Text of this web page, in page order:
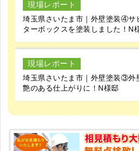
現場レポート
埼玉県さいたま市｜外壁塗装④サ
ターボックスを塗装しました！N
現場レポート
埼玉県さいたま市｜外壁塗装③外
艶のある仕上がりに！N様邸